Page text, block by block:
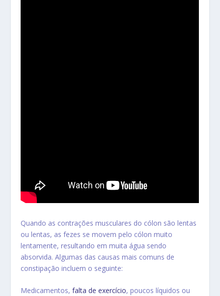
Quando as contrações musculares do cólon são lentas
ou lentas, as fezes se movem pelo cólon muito
lentamente, resultando em muita água sendo
absorvida. Algumas das causas mais comuns de
constipação incluem o seguinte:
Medicamentos,falta de exercício, poucos líquidos ou